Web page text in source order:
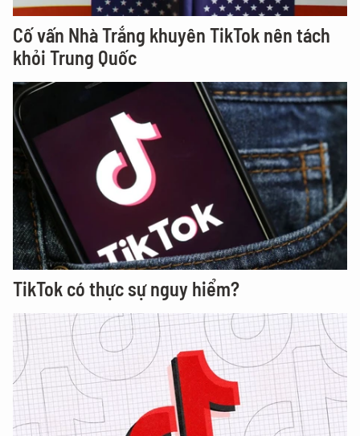
Cố vấn Nhà Trắng khuyên TikTok nên tách
khỏi Trung Quốc
TikTok có thực sự nguy hiểm?